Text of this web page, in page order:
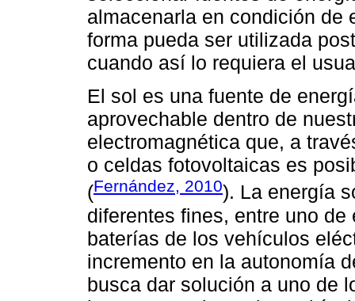
almacenarla en condición de
forma pueda ser utilizada
cuando así lo requiera el
El sol es una fuente de
aprovechable dentro de
electromagnética que, a
o celdas fotovoltaicas es
(Fernández, 2010). La energía
diferentes fines, entre uno
baterías de los vehículos
incremento en la autonomía
busca dar solución a uno de